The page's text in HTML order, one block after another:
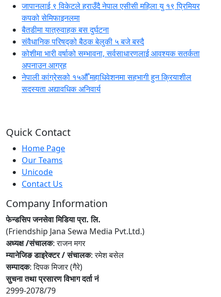
जापानलाई ९ विकेटले हराउँदै नेपाल एसीसी महिला यु १९ प्रिमियर
कपको सेमिफाइनलमा
बैतडीमा यात्रुवाहक बस दुर्घटना
संवैधानिक परिषद्को बैठक बेलुकी ५ बजे बस्दै
कोशीमा भारी वर्षाको सम्भावना, सर्वसाधारणलाई आवश्यक सतर्कता
अपनाउन आग्रह
नेपाली कांग्रेसको १५औँ महाधिवेशनमा सहभागी हुन क्रियाशील
सदस्यता अद्यावधिक अनिवार्य
Quick Contact
Home Page
Our Teams
Unicode
Contact Us
Company Information
फेन्डसिप जनसेवा मिडिया प्रा. लि.
(Friendship Jana Sewa Media Pvt.Ltd.)
अध्यक्ष /संचालक: राजन मगर
म्यानेजिङ डाइरेक्टर / संचालक: रमेश बसेल
सम्पादक: दिपक मिजार (गैरे)
सुचना तथा प्रसारण विभाग दर्ता नं
2999-2078/79